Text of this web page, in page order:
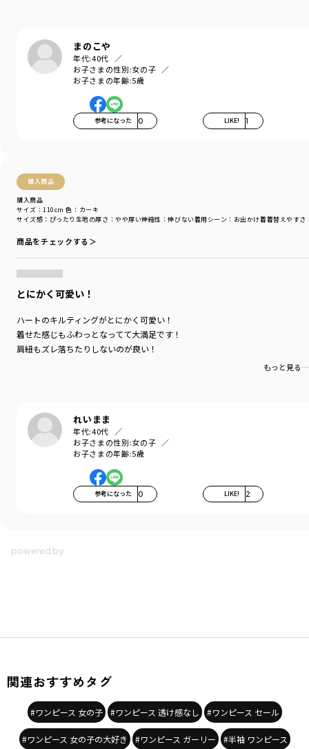
まのこや
年代:40代
お子さまの性別:女の子
お子さまの年齢:5歳
参考になった 0 LIKE! 1
購入商品
購入商品
サイズ感 ：ぴったり 生地の厚さ ：やや厚い伸縮性 ：伸びない着用シーン ：お出かけ着着替えやすさ
サイズ：110cm 色：カーキ
商品をチェックする＞
とにかく可愛い！
ハートのキルティングがとにかく可愛い！
着せた感じもふわっとなってて大満足です！
肩紐もズレ落ちたりしないのが良い！
もっと見る…
れいまま
年代:40代
お子さまの性別:女の子
お子さまの年齢:5歳
参考になった 0 LIKE! 2
関連おすすめタグ
#ワンピース 女の子 #ワンピース 透け感なし #ワンピース セール
#ワンピース 女の子の大好き #ワンピース ガーリー #半袖 ワンピース